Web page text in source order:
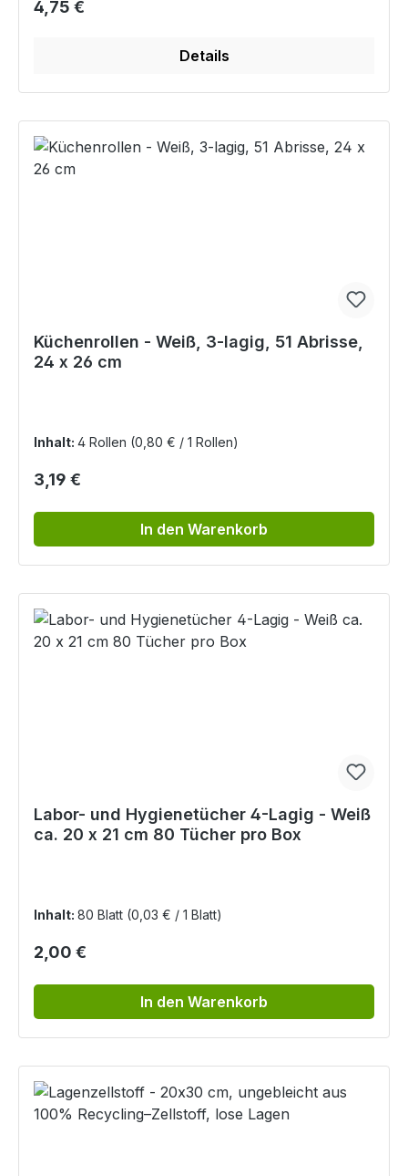
Regulärer Preis:
4,75 €
Details
Küchenrollen - Weiß, 3-lagig, 51 Abrisse,
24 x 26 cm
Inhalt: 4 Rollen (0,80 € / 1 Rollen)
Regulärer Preis:
3,19 €
In den Warenkorb
Labor- und Hygienetücher 4-Lagig - Weiß
ca. 20 x 21 cm 80 Tücher pro Box
Inhalt: 80 Blatt (0,03 € / 1 Blatt)
Regulärer Preis:
2,00 €
In den Warenkorb